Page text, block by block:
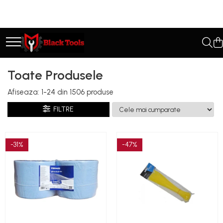
Toate Produsele
Scule Service Auto
Chei Combinate Cu Clichet
Chei Cotite
Clesti autoblocanti
Clesti pentru sertizat
Clesti pentru sigurante
Clesti reglabili pentru tevi
Toate Produsele
Afiseaza: 1-24 din 1506 produse
FILTRE
-31% -47%